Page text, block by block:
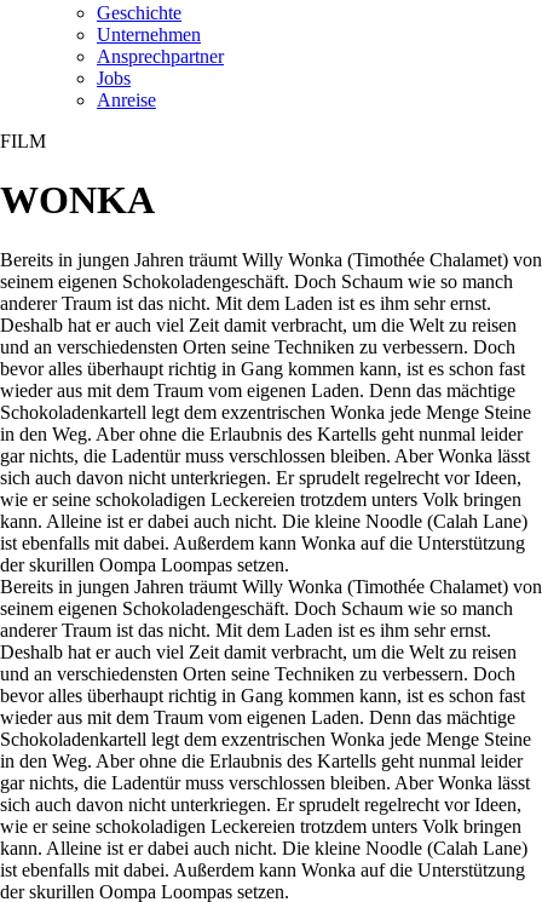
Geschichte
Unternehmen
Ansprechpartner
Jobs
Anreise
FILM
WONKA
Bereits in jungen Jahren träumt Willy Wonka (Timothée Chalamet) von
seinem eigenen Schokoladengeschäft. Doch Schaum wie so manch
anderer Traum ist das nicht. Mit dem Laden ist es ihm sehr ernst.
Deshalb hat er auch viel Zeit damit verbracht, um die Welt zu reisen
und an verschiedensten Orten seine Techniken zu verbessern. Doch
bevor alles überhaupt richtig in Gang kommen kann, ist es schon fast
wieder aus mit dem Traum vom eigenen Laden. Denn das mächtige
Schokoladenkartell legt dem exzentrischen Wonka jede Menge Steine
in den Weg. Aber ohne die Erlaubnis des Kartells geht nunmal leider
gar nichts, die Ladentür muss verschlossen bleiben. Aber Wonka lässt
sich auch davon nicht unterkriegen. Er sprudelt regelrecht vor Ideen,
wie er seine schokoladigen Leckereien trotzdem unters Volk bringen
kann. Alleine ist er dabei auch nicht. Die kleine Noodle (Calah Lane)
ist ebenfalls mit dabei. Außerdem kann Wonka auf die Unterstützung
der skurillen Oompa Loompas setzen.
Bereits in jungen Jahren träumt Willy Wonka (Timothée Chalamet) von
seinem eigenen Schokoladengeschäft. Doch Schaum wie so manch
anderer Traum ist das nicht. Mit dem Laden ist es ihm sehr ernst.
Deshalb hat er auch viel Zeit damit verbracht, um die Welt zu reisen
und an verschiedensten Orten seine Techniken zu verbessern. Doch
bevor alles überhaupt richtig in Gang kommen kann, ist es schon fast
wieder aus mit dem Traum vom eigenen Laden. Denn das mächtige
Schokoladenkartell legt dem exzentrischen Wonka jede Menge Steine
in den Weg. Aber ohne die Erlaubnis des Kartells geht nunmal leider
gar nichts, die Ladentür muss verschlossen bleiben. Aber Wonka lässt
sich auch davon nicht unterkriegen. Er sprudelt regelrecht vor Ideen,
wie er seine schokoladigen Leckereien trotzdem unters Volk bringen
kann. Alleine ist er dabei auch nicht. Die kleine Noodle (Calah Lane)
ist ebenfalls mit dabei. Außerdem kann Wonka auf die Unterstützung
der skurillen Oompa Loompas setzen.